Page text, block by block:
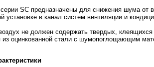
SC предназначены для снижения шума от
установке в канал систем вентиляции и
не должен содержать твердых,
из оцинкованной стали с шумопоглощающим